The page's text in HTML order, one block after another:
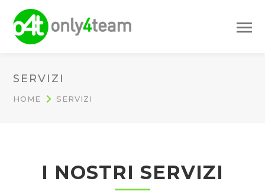
SERVIZI
HOME SERVIZI
I NOSTRI SERVIZI